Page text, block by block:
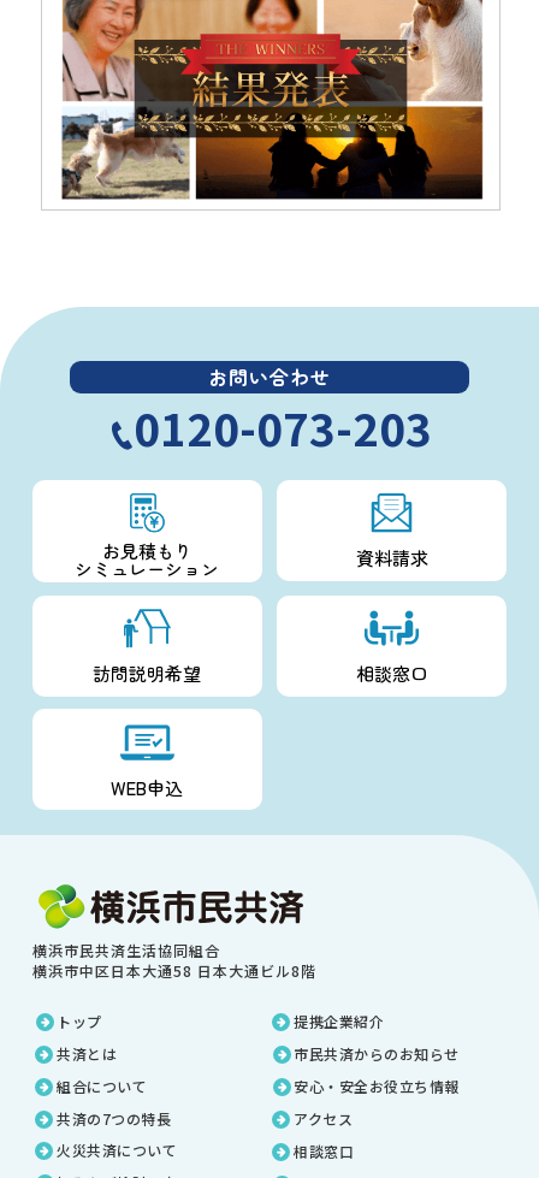
お問い合わせ
0120-073-203
お見積もり
シミュレーション 資料請求
訪問説明希望 相談窓口
WEB申込
横浜市民共済生活協同組合
横浜市中区日本大通58 日本大通ビル8階
トップ
共済とは
組合について
共済の7つの特長
火災共済について
提携企業紹介
市民共済からのお知らせ
安心・安全お役立ち情報
アクセス
相談窓口